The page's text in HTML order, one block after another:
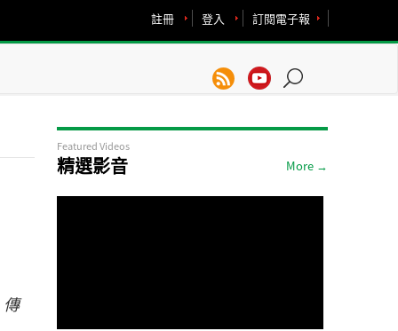
訂閱電子報
登入
註冊
Featured Videos
精選影音 More →